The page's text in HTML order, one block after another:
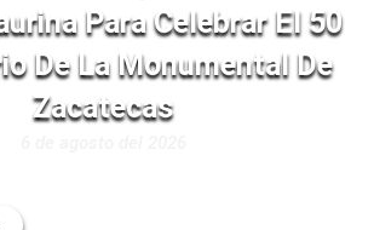
Para Celebrar El 50
De La Monumental De
Zacatecas